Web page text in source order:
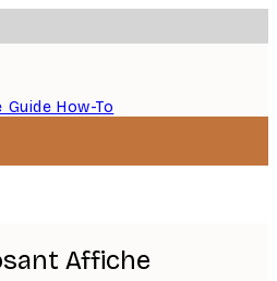
Guide How-To
Affiche